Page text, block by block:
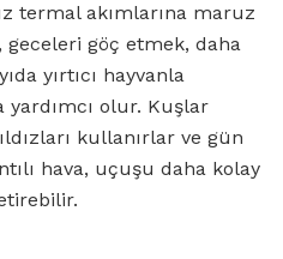
termal akımlarına maruz
geceleri göç etmek, daha
yırtıcı hayvanla
yardımcı olur. Kuşlar
kullanırlar ve gün
hava, uçuşu daha kolay